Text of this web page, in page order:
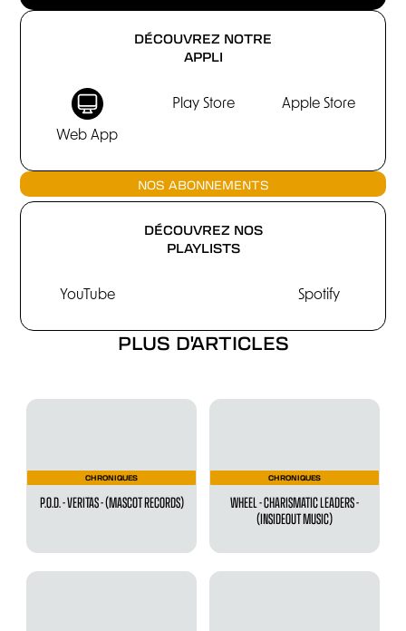
DÉCOUVREZ NOTRE
APPLI
Web App
Play Store Apple Store
NOS ABONNEMENTS
DÉCOUVREZ NOS
PLAYLISTS
YouTube Spotify
PLUS D'ARTICLES
CHRONIQUES
P.O.D. - VERITAS - (MASCOT RECORDS)
CHRONIQUES
WHEEL - CHARISMATIC LEADERS -
(INSIDEOUT MUSIC)